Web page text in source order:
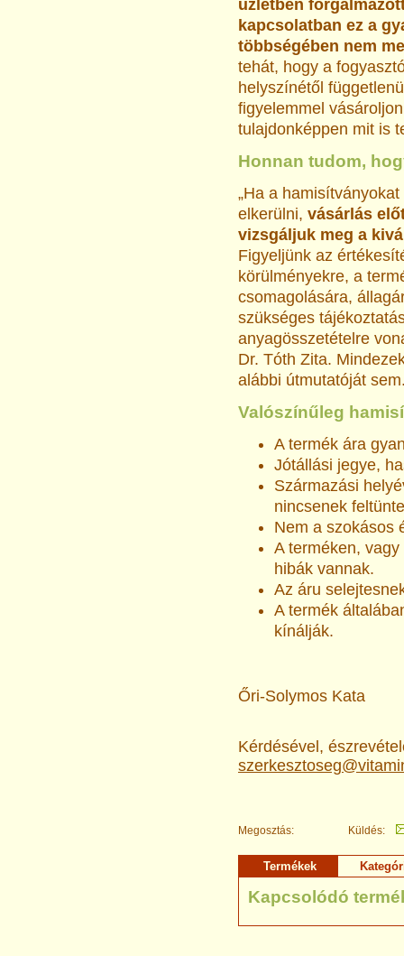
üzletben
kapcsolatban ez a
többségében nem
tehát, hogy a
helyszínétől
figyelemmel
tulajdonképpen mit is
Honnan tudom,
„Ha a
elkerülni, vásárlás
vizsgáljuk meg a
Figyeljünk az
körülményekre, a
csomagolására,
szükséges
anyagösszetételre
Dr. Tóth Zita.
alábbi útmutatóját
Valószínűleg
A termék ára
Jótállási jegye,
Származási
nincsenek
Nem a szokásos
A terméken,
hibák vannak.
Az áru
A termék
kínálják.
Őri-Solymos Kata
Kérdésével,
Megosztás: Küldés:
Termékek
Kapcsolódó